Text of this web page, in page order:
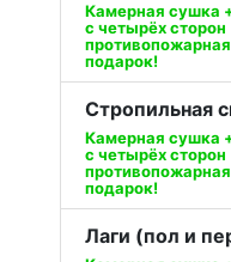
Камерная сушка
с четырёх сторон
подарок!
Стропильная
Камерная сушка
с четырёх сторон
подарок!
Лаги (пол и